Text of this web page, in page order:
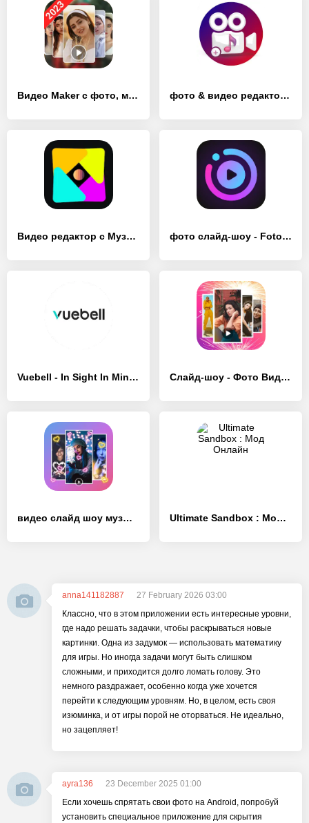
Видео Maker с фото, музыкой - [Премиум версия] фото & видео редактор смузыкой - [Без рекламы]
Видео редактор с Музыкой, Фото - [Премиум версия] фото слайд-шоу - FotoSlider - [Полная версия]
Vuebell - In Sight In Mind - [Полная версия] Слайд-шоу - Фото Видео Maker - [Полная версия]
видео слайд шоу музыка фото - [Премиум версия] Ultimate Sandbox : Мод Онлайн
anna141182887
27 February 2026 03:00
Классно, что в этом приложении есть интересные уровни,
где надо решать задачки, чтобы раскрываться новые
картинки. Одна из задумок — использовать математику
для игры. Но иногда задачи могут быть слишком
сложными, и приходится долго ломать голову. Это
немного раздражает, особенно когда уже хочется
перейти к следующим уровням. Но, в целом, есть своя
изюминка, и от игры порой не оторваться. Не идеально,
но зацепляет!
ayra136
23 December 2025 01:00
Если хочешь спрятать свои фото на Android, попробуй
установить специальное приложение для скрытия